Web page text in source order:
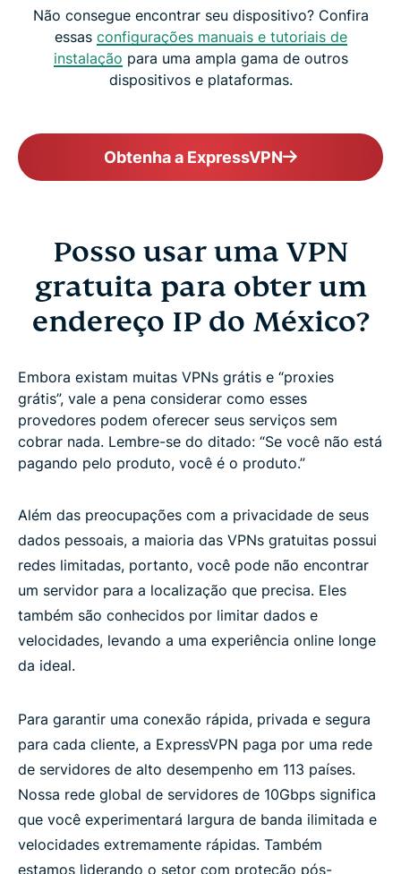
Não consegue encontrar seu dispositivo? Confira
essas configurações manuais e tutoriais de
instalação para uma ampla gama de outros
dispositivos e plataformas.
Obtenha a ExpressVPN
Posso usar uma VPN
gratuita para obter um
endereço IP do México?
Embora existam muitas VPNs grátis e “proxies
grátis”, vale a pena considerar como esses
provedores podem oferecer seus serviços sem
cobrar nada. Lembre-se do ditado: “Se você não está
pagando pelo produto, você é o produto.”
Além das preocupações com a privacidade de seus
dados pessoais, a maioria das VPNs gratuitas possui
redes limitadas, portanto, você pode não encontrar
um servidor para a localização que precisa. Eles
também são conhecidos por limitar dados e
velocidades, levando a uma experiência online longe
da ideal.
Para garantir uma conexão rápida, privada e segura
para cada cliente, a ExpressVPN paga por uma rede
de servidores de alto desempenho em 113 países.
Nossa rede global de servidores de 10Gbps significa
que você experimentará largura de banda ilimitada e
velocidades extremamente rápidas. Também
estamos liderando o setor com proteção pós-